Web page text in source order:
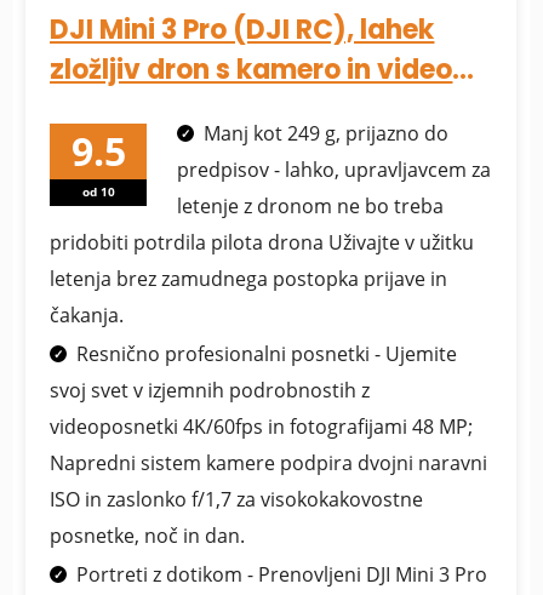
DJI Mini 3 Pro (DJI RC), lahek
zložljiv dron s kamero in videom
od 10
Manj kot 249 g, prijazno do
predpisov - lahko, upravljavcem za
letenje z dronom ne bo treba
pridobiti potrdila pilota drona Uživajte v užitku
letenja brez zamudnega postopka prijave in
čakanja.
Resnično profesionalni posnetki - Ujemite
svoj svet v izjemnih podrobnostih z
videoposnetki 4K/60fps in fotografijami 48 MP;
Napredni sistem kamere podpira dvojni naravni
ISO in zaslonko f/1,7 za visokokakovostne
posnetke, noč in dan.
Portreti z dotikom - Prenovljeni DJI Mini 3 Pro